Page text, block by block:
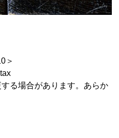
＞
る場合があります。あらか